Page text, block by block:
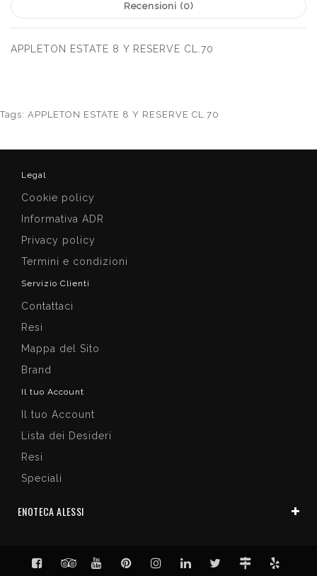
Recensioni (0)
APPLETON ESTATE 8 Y RESERVE CL.70
Tags: APPLETON ESTATE 8 Y RESERVE CL.70
Legal
Cookie policy
Informativa ADR
Privacy policy
Termini e condizioni
Servizio Clienti
Contattaci
Resi
Mappa del Sito
Brand
Il tuo Account
Il tuo Account
Lista dei Desideri
Resi
Speciali
ENOTECA ALESSI